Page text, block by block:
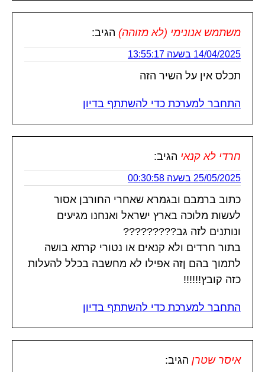
משתמש אנונימי (לא מזוהה) הגיב:
14/04/2025 בשעה 13:55:17
תכלס אין על השיר הזה
התחבר למערכת כדי להשתתף בדיון
חרדי לא קנאי הגיב:
25/05/2025 בשעה 00:30:58
כתוב ברמבם ובגמרא שאחרי החורבן אסור
לעשות מלוכה בארץ ישראל ואנחנו מגיעים
ונותנים לזה גב?????????
בתור חרדים ולא קנאים או נטורי קרתא בושה
לתמוך בהם ןזה אפילו לא מחשבה בכלל להעלות
כזה קובץ!!!!!!
התחבר למערכת כדי להשתתף בדיון
איסר שטרן הגיב: